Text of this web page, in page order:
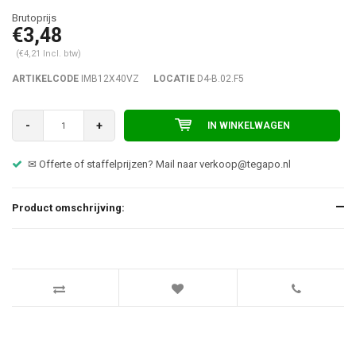
€3,48
(€4,21 Incl. btw)
ARTIKELCODE IMB12X40VZ LOCATIE D4-B.02.F5
- + IN WINKELWAGEN
✉ Offerte of staffelprijzen? Mail naarverkoop@tegapo.nl
Product omschrijving: